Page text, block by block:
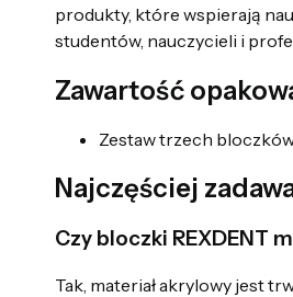
produkty, które wspierają
studentów, nauczycieli i
Zawartość
Zestaw trzech
Najczęściej
Czy bloczki REXDENT
Tak, materiał akrylowy jest